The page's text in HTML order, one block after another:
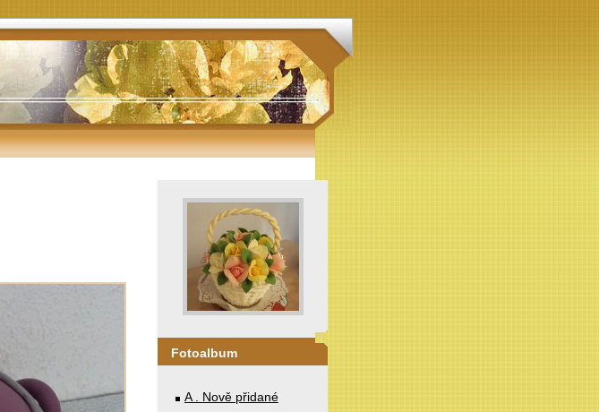
Fotoalbum
A . Nově přidané